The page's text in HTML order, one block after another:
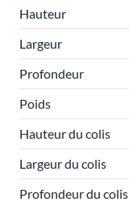
Hauteur
Largeur
Profondeur
Poids
Hauteur du colis
Largeur du colis
Profondeur du colis